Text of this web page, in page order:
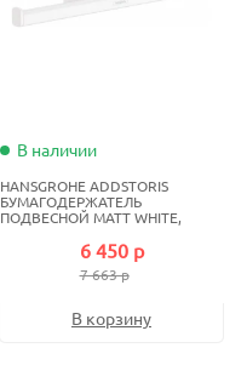
В наличии
HANSGROHE ADDSTORIS
БУМАГОДЕРЖАТЕЛЬ
ПОДВЕСНОЙ MATT WHITE,
6 450 р
7 663 р
В корзину